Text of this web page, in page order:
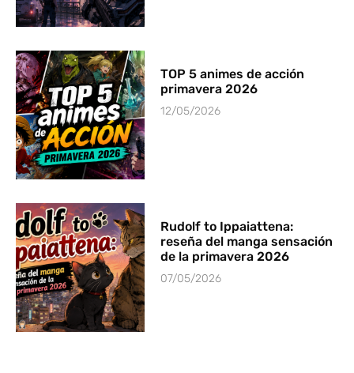
TOP 5 animes de acción
primavera 2026
12/05/2026
Rudolf to Ippaiattena:
reseña del manga sensación
de la primavera 2026
07/05/2026